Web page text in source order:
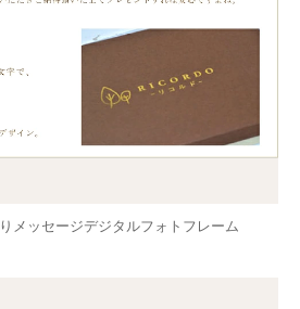
ッセージデジタルフォトフレーム